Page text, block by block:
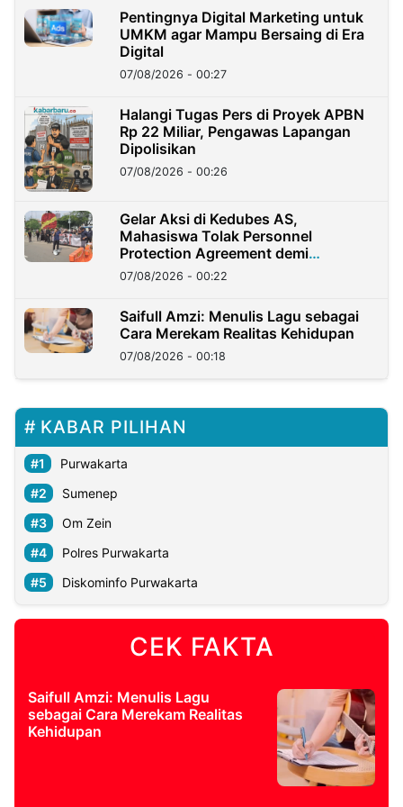
Pentingnya Digital Marketing untuk
UMKM agar Mampu Bersaing di Era
Digital
07/08/2026 - 00:27
Halangi Tugas Pers di Proyek APBN
Rp 22 Miliar, Pengawas Lapangan
Dipolisikan
07/08/2026 - 00:26
Gelar Aksi di Kedubes AS,
Mahasiswa Tolak Personnel
Protection Agreement demi
Kedaulatan Negara
07/08/2026 - 00:22
Saifull Amzi: Menulis Lagu sebagai
Cara Merekam Realitas Kehidupan
07/08/2026 - 00:18
KABAR PILIHAN
Purwakarta
Sumenep
Om Zein
Polres Purwakarta
Diskominfo Purwakarta
CEK FAKTA
Saifull Amzi: Menulis Lagu
sebagai Cara Merekam Realitas
Kehidupan